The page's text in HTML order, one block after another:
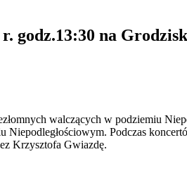
godz.13:30 na
walczących w podziemiu
Podczas
Krzysztofa Gwiazdę.